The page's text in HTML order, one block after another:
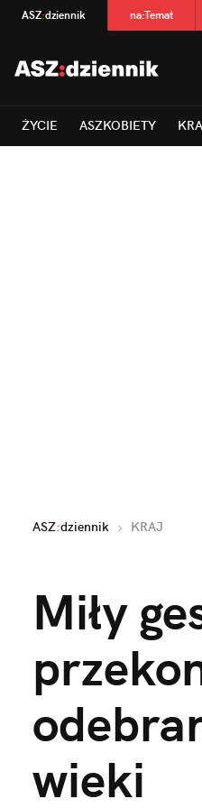
ASZ:dziennik na:Temat
ŻYCIE ASZKOBIETY
ASZ:dziennik KRAJ
Miły
wieki